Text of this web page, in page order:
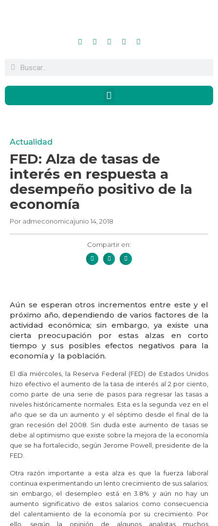
Actualidad
FED: Alza de tasas de
interés en respuesta a
desempeño positivo de la
economía
Por admeconomicajunio 14, 2018
Compartir en:
Aún se esperan otros incrementos entre este y el
próximo año, dependiendo de varios factores de la
actividad económica; sin embargo, ya existe una
cierta preocupación por estas alzas en corto
tiempo y sus posibles efectos negativos para la
economía y la población.
El día miércoles, la Reserva Federal (FED) de Estados Unidos
hizo efectivo el aumento de la tasa de interés al 2 por ciento,
como parte de una serie de pasos para regresar las tasas a
niveles históricamente normales. Esta es la segunda vez en el
año que se da un aumento y el séptimo desde el final de la
gran recesión del 2008. Sin duda este aumento de tasas se
debe al optimismo que existe sobre la mejora de la economía
que se ha fortalecido, según Jerome Powell, presidente de la
FED.
Otra razón importante a esta alza es que la fuerza laboral
continua experimentando un lento crecimiento de sus salarios;
sin embargo, el desempleo está en 3.8% y aún no hay un
aumento significativo de estos salarios como consecuencia
del calentamiento de la economía por su crecimiento. Por
ello, según la opinión de algunos analistas muchos